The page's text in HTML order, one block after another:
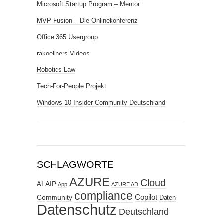
Microsoft Startup Program – Mentor
MVP Fusion – Die Onlinekonferenz
Office 365 Usergroup
rakoellners Videos
Robotics Law
Tech-For-People Projekt
Windows 10 Insider Community Deutschland
SCHLAGWORTE
AI AIP App AZURE AZURE AD Cloud
Community compliance Copilot Daten
Datenschutz Deutschland